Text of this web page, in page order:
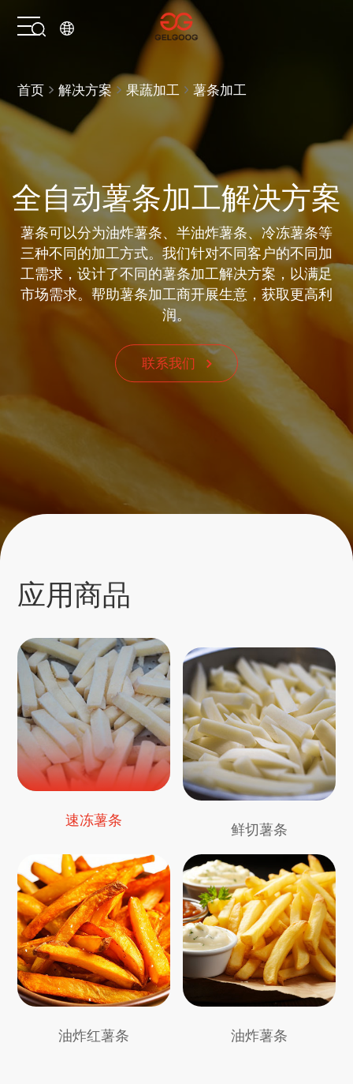
解决方案
产品中心
服务支持
关于我们
首页 解决方案 果蔬加工 薯条加工
全自动薯条加工解决方案
薯条可以分为油炸薯条、半油炸薯条、冷冻薯条等
三种不同的加工方式。我们针对不同客户的不同加
工需求，设计了不同的薯条加工解决方案，以满足
市场需求。帮助薯条加工商开展生意，获取更高利
润。
联系我们
应用商品
速冻薯条
鲜切薯条
油炸红薯条 油炸薯条